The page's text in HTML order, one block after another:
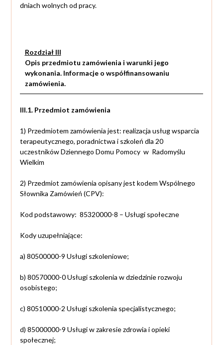
dniach wolnych od pracy.
Rozdział III
Opis przedmiotu zamówienia i warunki jego
wykonania. Informacje o współfinansowaniu
zamówienia.
III.1. Przedmiot zamówienia
1) Przedmiotem zamówienia jest: realizacja usług wsparcia
terapeutycznego, poradnictwa i szkoleń dla 20
uczestników Dziennego Domu Pomocy w Radomyślu
Wielkim
2) Przedmiot zamówienia opisany jest kodem Wspólnego
Słownika Zamówień (CPV):
Kod podstawowy: 85320000-8 – Usługi społeczne
Kody uzupełniające:
a) 80500000-9 Usługi szkoleniowe;
b) 80570000-0 Usługi szkolenia w dziedzinie rozwoju
osobistego;
c) 80510000-2 Usługi szkolenia specjalistycznego;
d) 85000000-9 Usługi w zakresie zdrowia i opieki
społecznej;